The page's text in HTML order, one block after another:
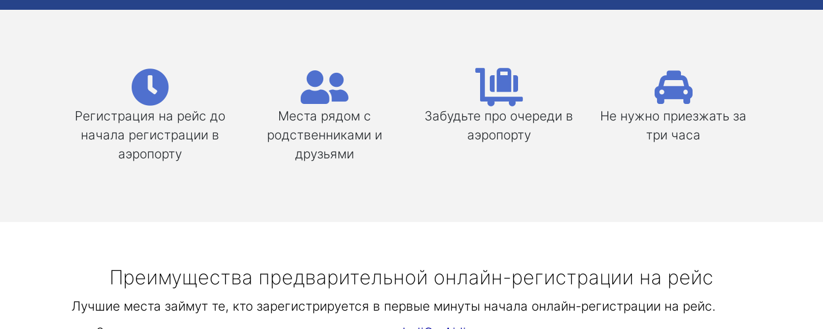
Регистрация на рейс до
начала регистрации в
аэропорту
Места рядом с
родственниками и
друзьями
Забудьте про очереди в
аэропорту
Не нужно приезжать за
три часа
Преимущества предварительной онлайн-регистрации на рейс
Лучшие места займут те, кто зарегистрируется в первые минуты начала онлайн-регистрации на рейс.